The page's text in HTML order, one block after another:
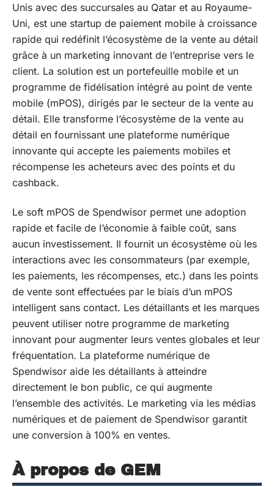
Unis avec des succursales au Qatar et au Royaume-
Uni, est une startup de paiement mobile à croissance
rapide qui redéfinit l’écosystème de la vente au détail
grâce à un marketing innovant de l’entreprise vers le
client. La solution est un portefeuille mobile et un
programme de fidélisation intégré au point de vente
mobile (mPOS), dirigés par le secteur de la vente au
détail. Elle transforme l’écosystème de la vente au
détail en fournissant une plateforme numérique
innovante qui accepte les paiements mobiles et
récompense les acheteurs avec des points et du
cashback.
Le soft mPOS de Spendwisor permet une adoption
rapide et facile de l’économie à faible coût, sans
aucun investissement. Il fournit un écosystème où les
interactions avec les consommateurs (par exemple,
les paiements, les récompenses, etc.) dans les points
de vente sont effectuées par le biais d’un mPOS
intelligent sans contact. Les détaillants et les marques
peuvent utiliser notre programme de marketing
innovant pour augmenter leurs ventes globales et leur
fréquentation. La plateforme numérique de
Spendwisor aide les détaillants à atteindre
directement le bon public, ce qui augmente
l’ensemble des activités. Le marketing via les médias
numériques et de paiement de Spendwisor garantit
une conversion à 100% en ventes.
À propos de GEM